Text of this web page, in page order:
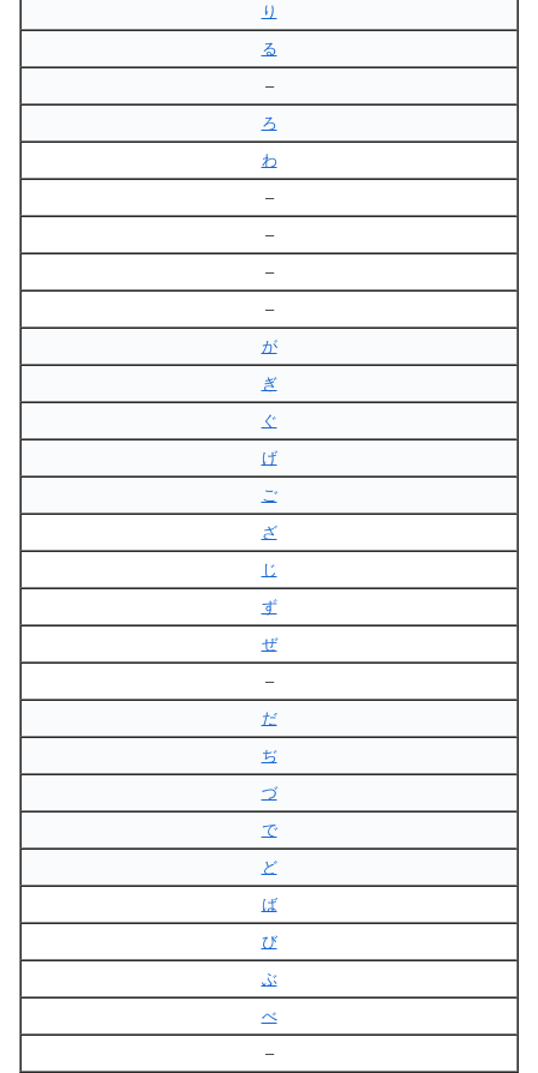
り
る
–
ろ
わ
–
–
–
–
が
ぎ
ぐ
げ
ご
ざ
じ
ず
ぜ
–
だ
ぢ
づ
で
ど
ば
び
ぶ
べ
–